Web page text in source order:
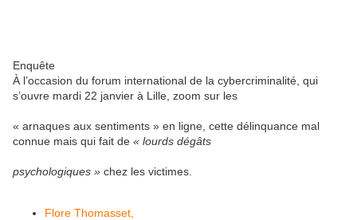
Enquête
À l’occasion du forum international de la cybercriminalité, qui
s’ouvre mardi 22 janvier à Lille, zoom sur les
« arnaques aux sentiments » en ligne, cette délinquance mal
connue mais qui fait de « lourds dégâts
psychologiques » chez les victimes.
Flore Thomasset